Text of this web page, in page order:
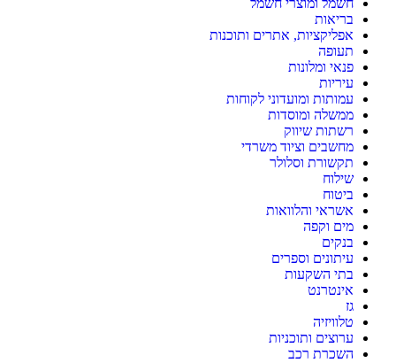
חשמל ומוצרי חשמל
בריאות
אפליקציות, אתרים ותוכנות
תעופה
פנאי ומלונות
עיריות
עמותות ומועדוני לקוחות
ממשלה ומוסדות
רשתות שיווק
מחשבים וציוד משרדי
תקשורת וסלולר
שילוח
ביטוח
אשראי והלוואות
מים וקפה
בנקים
עיתונים וספרים
בתי השקעות
אינטרנט
גז
טלוויזיה
ערוצים ותוכניות
השכרת רכב